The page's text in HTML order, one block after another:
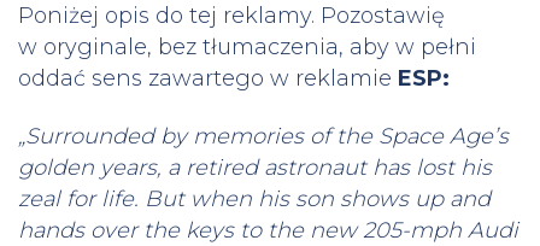
Poniżej opis do tej reklamy. Pozostawię
w oryginale, bez tłumaczenia, aby w pełni
oddać sens zawartego w reklamie ESP:
„Surrounded by memories of the Space Age’s
golden years, a retired astronaut has lost his
zeal for life. But when his son shows up and
hands over the keys to the new 205-mph Audi